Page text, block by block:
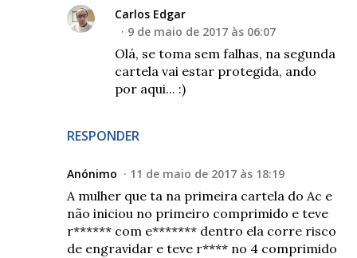
RESPONDER
Carlos Edgar
9 de maio de 2017 às 06:07
Olá, se toma sem falhas, na segunda
cartela vai estar protegida, ando
por aqui... :)
Anónimo 11 de maio de 2017 às 18:19
A mulher que ta na primeira cartela do Ac e
não iniciou no primeiro comprimido e teve
r****** com e******* dentro ela corre risco
de engravidar e teve r**** no 4 comprimido